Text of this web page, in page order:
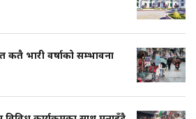
भारी वर्षाको सम्भावना